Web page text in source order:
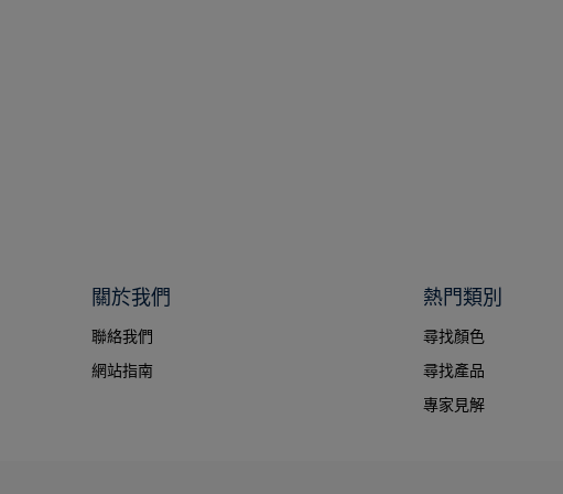
關於我們
聯絡我們
網站指南
熱門類別
尋找顏色
尋找產品
專家見解